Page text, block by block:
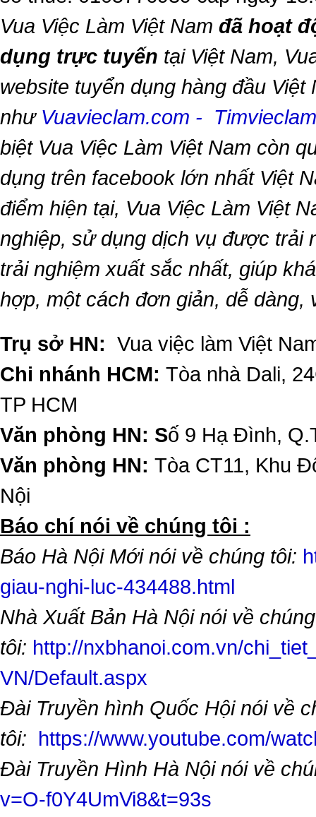
Vua Việc Làm Việt Nam đã hoạt
dụng trực tuyến tại Việt Nam,
website tuyển dụng hàng đầu Việt
như Vuavieclam.com -
biệt Vua Việc Làm Việt Nam còn
dụng trên facebook lớn nhất Việt
điểm hiện tại, Vua Việc Làm Việt
nghiệp, sử dụng dịch vụ được trải
trải nghiệm xuất sắc nhất, giúp
hợp, một cách đơn giản, dễ dàng,
Trụ sở HN: Vua việc làm Việt
Chi nhánh HCM: Tòa nhà Dali,
TP HCM
Văn phòng HN: Số 9 Hạ Đình,
Văn phòng HN: Tòa CT11, Khu
Nội
​Báo chí nói về chúng tôi :
Báo Hà Nội Mới nói về chúng tôi:
giau-nghi-luc-434488.html
Nhà Xuất Bản Hà Nội nói về chúng
tôi: http://nxbhanoi.com.vn/
VN/Default.aspx
Đài Truyền hình Quốc Hội nói về
tôi: https://www.youtube.com/
Đài Truyền Hình Hà Nội nói về
v=O-f0Y4UmVi8&t=93s